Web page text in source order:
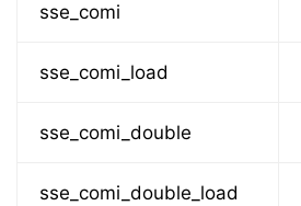
sse_comi
sse_comi_load
sse_comi_double
sse_comi_double_load